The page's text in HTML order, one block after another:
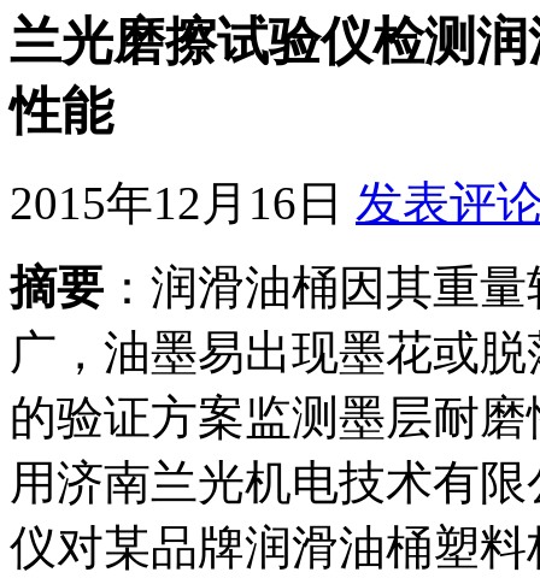
兰光磨擦试验仪检测
性能
2015年12月16日 发表评
摘要 ：润滑油桶因其重
广，油墨易出现墨花或
的验证方案监测墨层耐
用济南兰光机电技术有
仪对某品牌润滑油桶塑